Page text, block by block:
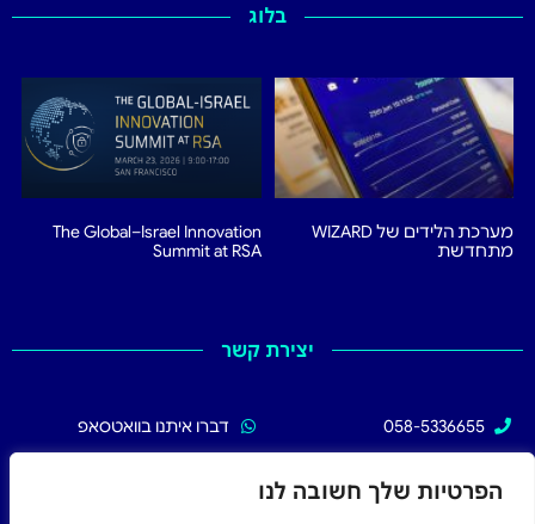
הפרטיות שלך חשובה לנו
בלוג
מערכת הלידים של WIZARD
מתחדשת
The Global–Israel Innovation
Summit at RSA
יצירת קשר
058-5336655
דברו איתנו בוואטסאפ